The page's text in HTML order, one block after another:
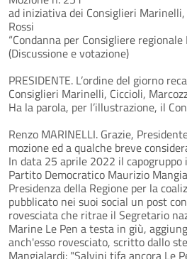
ad iniziativa dei Consiglieri
Rossi
“Condanna per Consigliere
(Discussione e votazione)
PRESIDENTE. L’ordine del giorno
Consiglieri Marinelli, Ciccioli,
Ha la parola, per l’illustrazione, il
Renzo MARINELLI. Grazie,
mozione ed a qualche breve
In data 25 aprile 2022 il capogruppo
Partito Democratico Maurizio
Presidenza della Regione per la
pubblicato nei suoi social un post
rovesciata che ritrae il Segretario
Marine Le Pen a testa in giù,
anch'esso rovesciato, scritto dallo
Mangialardi: "Salvini tifa ancora Le